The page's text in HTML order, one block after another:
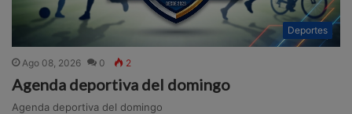
Deportes
Ago 08, 2026 0 2
Agenda deportiva del domingo
Agenda deportiva del domingo